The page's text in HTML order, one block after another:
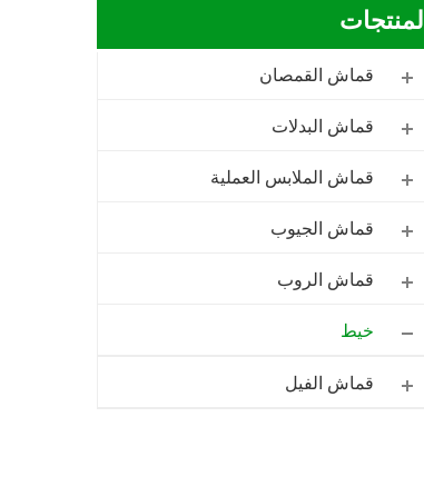
المنتجات
قماش القمصان
قماش البدلات
قماش الملابس العملية
قماش الجيوب
قماش الروب
خيط
قماش الفيل